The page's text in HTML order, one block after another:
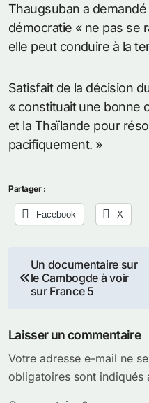
Thaugsuban a demandé
démocratie « ne pas se
elle peut conduire à la
Satisfait de la décision
« constituait une bonne
et la Thaïlande pour
pacifiquement. »
Partager :
Facebook X
Navigation
de
l’article
Un documentaire sur
le Cambogde à voir
sur France 5
Laisser un commentaire
Votre adresse e-mail ne
obligatoires sont indiqués